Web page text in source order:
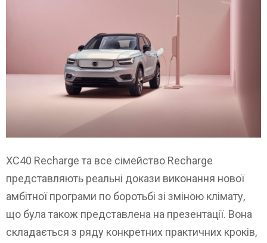
XC40 Recharge та все сімейство Recharge
представляють реальні докази виконання нової
амбітної програми по боротьбі зі зміною клімату,
що була також представлена на презентації. Вона
складається з ряду конкретних практичних кроків,